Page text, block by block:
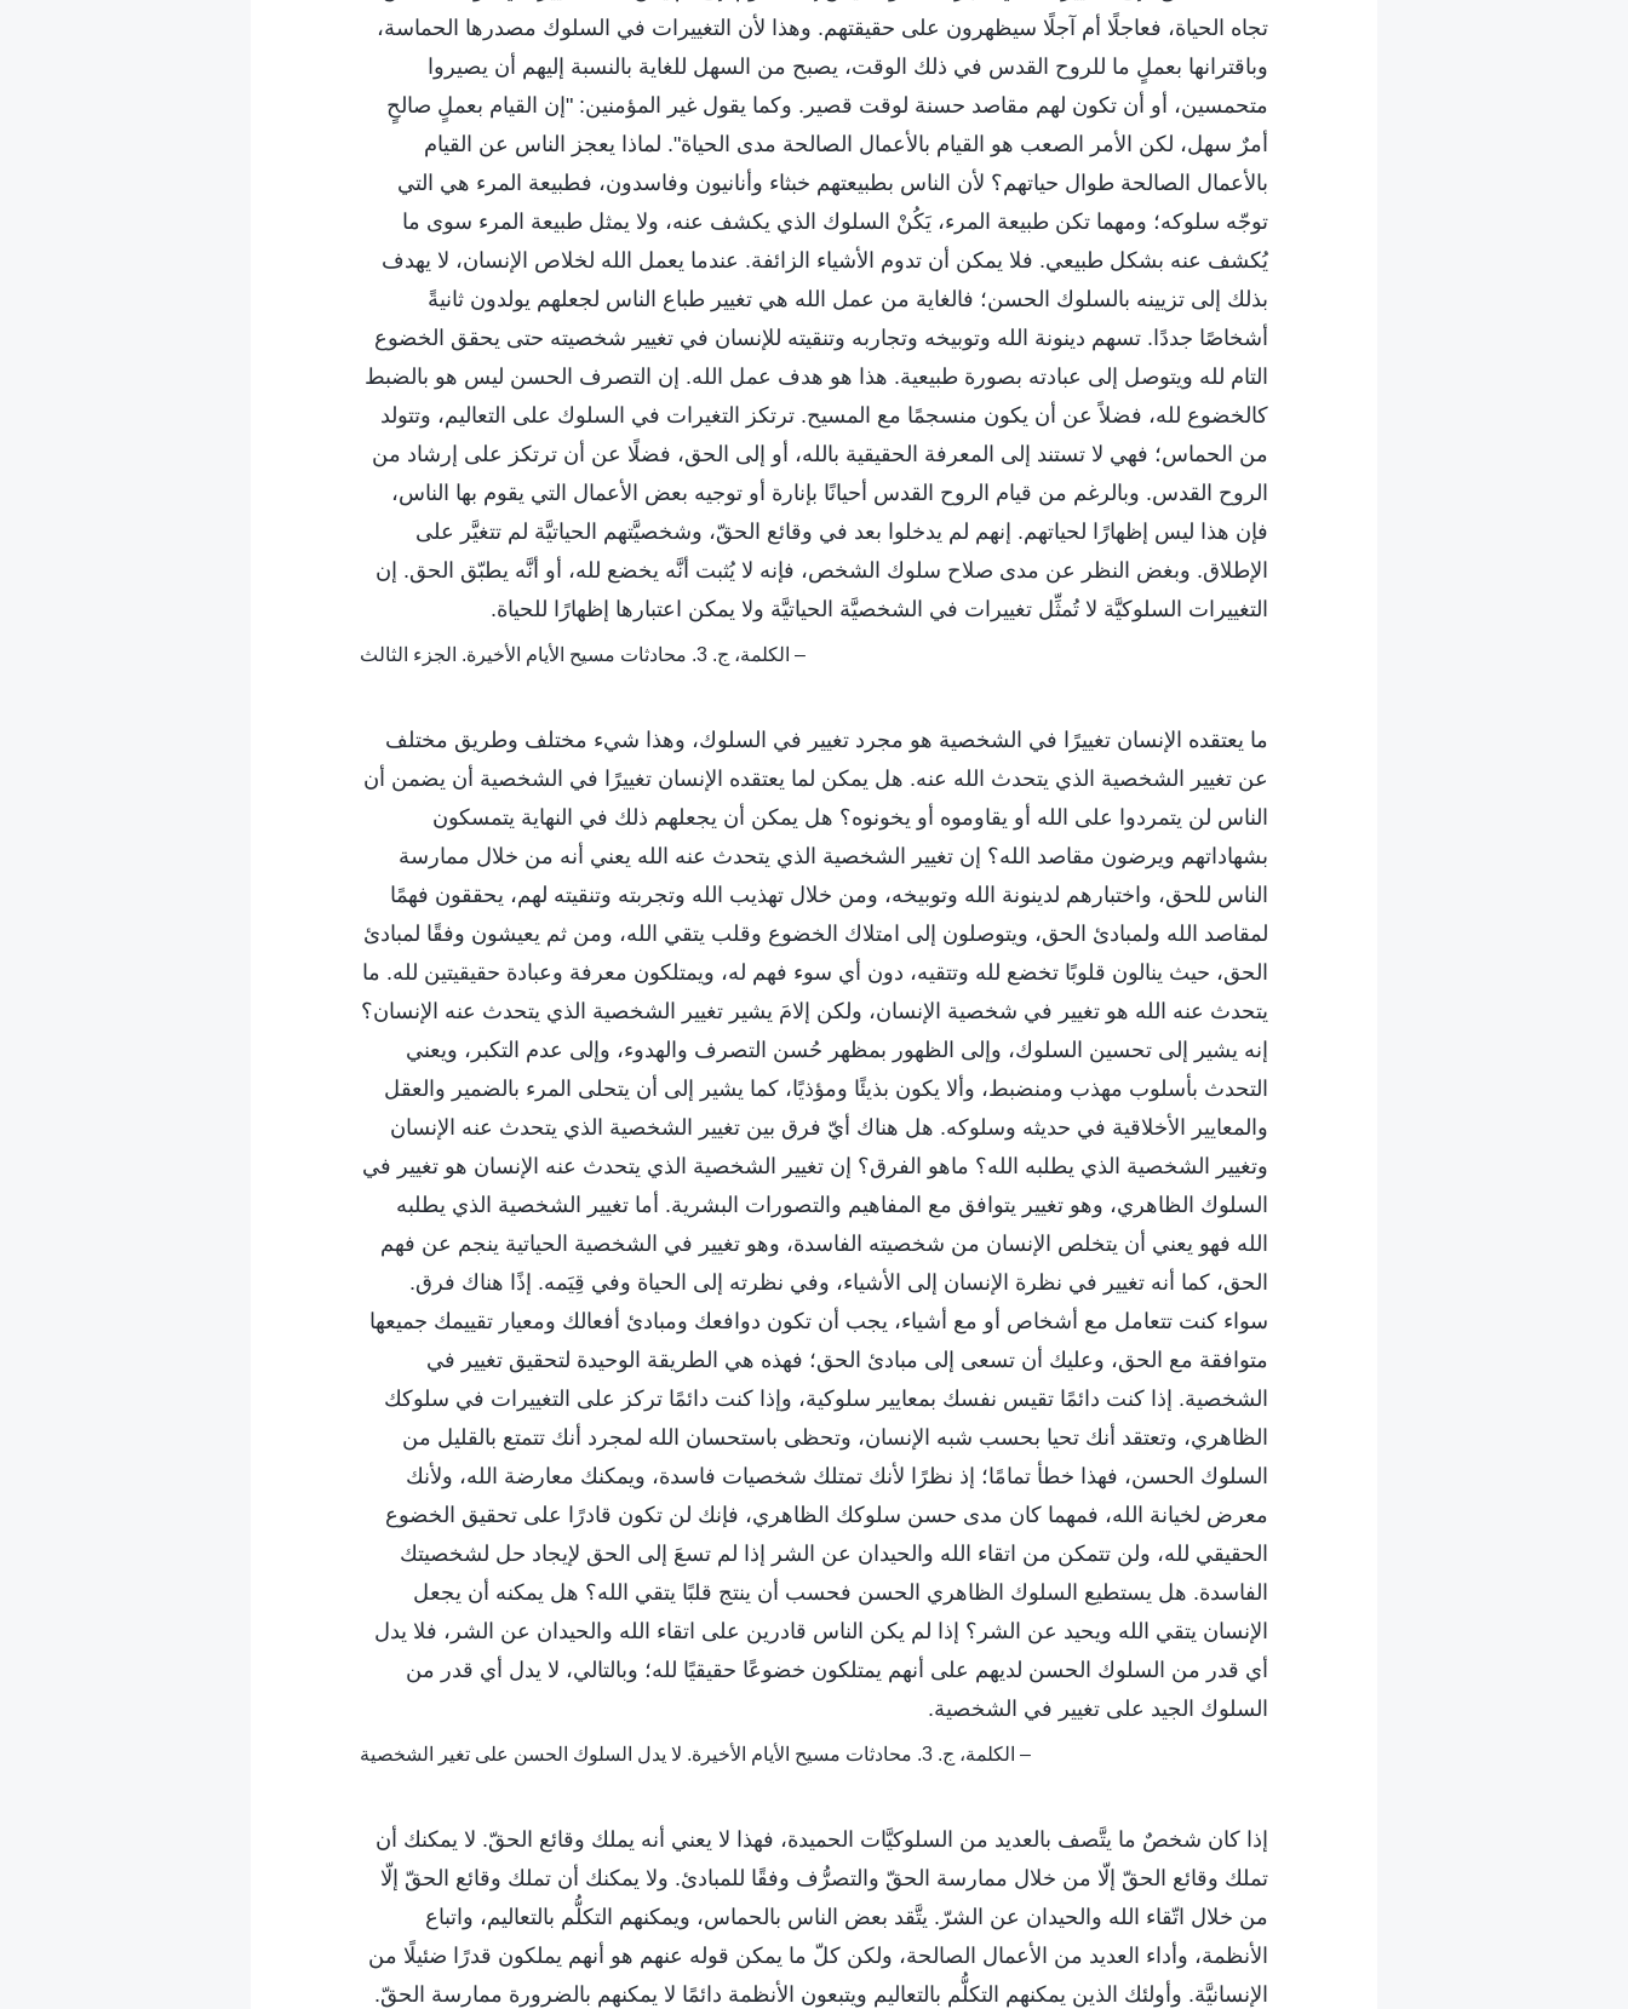
تجاه الحياة، فعاجلًا أم آجلًا سيظهرون على حقيقتهم. وهذا لأن التغييرات في السلوك مصدرها الحماسة،
وباقترانها بعملٍ ما للروح القدس في ذلك الوقت، يصبح من السهل للغاية بالنسبة إليهم أن يصيروا
متحمسين، أو أن تكون لهم مقاصد حسنة لوقت قصير. وكما يقول غير المؤمنين: "إن القيام بعملٍ صالحٍ
أمرٌ سهل، لكن الأمر الصعب هو القيام بالأعمال الصالحة مدى الحياة". لماذا يعجز الناس عن القيام
بالأعمال الصالحة طوال حياتهم؟ لأن الناس بطبيعتهم خبثاء وأنانيون وفاسدون، فطبيعة المرء هي التي
توجّه سلوكه؛ ومهما تكن طبيعة المرء، يَكُنْ السلوك الذي يكشف عنه، ولا يمثل طبيعة المرء سوى ما
يُكشف عنه بشكل طبيعي. فلا يمكن أن تدوم الأشياء الزائفة. عندما يعمل الله لخلاص الإنسان، لا يهدف
بذلك إلى تزيينه بالسلوك الحسن؛ فالغاية من عمل الله هي تغيير طباع الناس لجعلهم يولدون ثانيةً
أشخاصًا جددًا. تسهم دينونة الله وتوبيخه وتجاربه وتنقيته للإنسان في تغيير شخصيته حتى يحقق الخضوع
التام لله ويتوصل إلى عبادته بصورة طبيعية. هذا هو هدف عمل الله. إن التصرف الحسن ليس هو بالضبط
كالخضوع لله، فضلاً عن أن يكون منسجمًا مع المسيح. ترتكز التغيرات في السلوك على التعاليم، وتتولد
من الحماس؛ فهي لا تستند إلى المعرفة الحقيقية بالله، أو إلى الحق، فضلًا عن أن ترتكز على إرشاد من
الروح القدس. وبالرغم من قيام الروح القدس أحيانًا بإنارة أو توجيه بعض الأعمال التي يقوم بها الناس،
فإن هذا ليس إظهارًا لحياتهم. إنهم لم يدخلوا بعد في وقائع الحقّ، وشخصيَّتهم الحياتيَّة لم تتغيَّر على
الإطلاق. وبغض النظر عن مدى صلاح سلوك الشخص، فإنه لا يُثبت أنَّه يخضع لله، أو أنَّه يطبّق الحق. إن
التغييرات السلوكيَّة لا تُمثِّل تغييرات في الشخصيَّة الحياتيَّة ولا يمكن اعتبارها إظهارًا للحياة.
– الكلمة، ج. 3. محادثات مسيح الأيام الأخيرة. الجزء الثالث
ما يعتقده الإنسان تغييرًا في الشخصية هو مجرد تغيير في السلوك، وهذا شيء مختلف وطريق مختلف
عن تغيير الشخصية الذي يتحدث الله عنه. هل يمكن لما يعتقده الإنسان تغييرًا في الشخصية أن يضمن أن
الناس لن يتمردوا على الله أو يقاوموه أو يخونوه؟ هل يمكن أن يجعلهم ذلك في النهاية يتمسكون
بشهاداتهم ويرضون مقاصد الله؟ إن تغيير الشخصية الذي يتحدث عنه الله يعني أنه من خلال ممارسة
الناس للحق، واختبارهم لدينونة الله وتوبيخه، ومن خلال تهذيب الله وتجربته وتنقيته لهم، يحققون فهمًا
لمقاصد الله ولمبادئ الحق، ويتوصلون إلى امتلاك الخضوع وقلب يتقي الله، ومن ثم يعيشون وفقًا لمبادئ
الحق، حيث ينالون قلوبًا تخضع لله وتتقيه، دون أي سوء فهم له، ويمتلكون معرفة وعبادة حقيقيتين لله. ما
يتحدث عنه الله هو تغيير في شخصية الإنسان، ولكن إلامَ يشير تغيير الشخصية الذي يتحدث عنه الإنسان؟
إنه يشير إلى تحسين السلوك، وإلى الظهور بمظهر حُسن التصرف والهدوء، وإلى عدم التكبر، ويعني
التحدث بأسلوب مهذب ومنضبط، وألا يكون بذيئًا ومؤذيًا، كما يشير إلى أن يتحلى المرء بالضمير والعقل
والمعايير الأخلاقية في حديثه وسلوكه. هل هناك أيّ فرق بين تغيير الشخصية الذي يتحدث عنه الإنسان
وتغيير الشخصية الذي يطلبه الله؟ ماهو الفرق؟ إن تغيير الشخصية الذي يتحدث عنه الإنسان هو تغيير في
السلوك الظاهري، وهو تغيير يتوافق مع المفاهيم والتصورات البشرية. أما تغيير الشخصية الذي يطلبه
الله فهو يعني أن يتخلص الإنسان من شخصيته الفاسدة، وهو تغيير في الشخصية الحياتية ينجم عن فهم
الحق، كما أنه تغيير في نظرة الإنسان إلى الأشياء، وفي نظرته إلى الحياة وفي قِيَمه. إذًا هناك فرق.
سواء كنت تتعامل مع أشخاص أو مع أشياء، يجب أن تكون دوافعك ومبادئ أفعالك ومعيار تقييمك جميعها
متوافقة مع الحق، وعليك أن تسعى إلى مبادئ الحق؛ فهذه هي الطريقة الوحيدة لتحقيق تغيير في
الشخصية. إذا كنت دائمًا تقيس نفسك بمعايير سلوكية، وإذا كنت دائمًا تركز على التغييرات في سلوكك
الظاهري، وتعتقد أنك تحيا بحسب شبه الإنسان، وتحظى باستحسان الله لمجرد أنك تتمتع بالقليل من
السلوك الحسن، فهذا خطأ تمامًا؛ إذ نظرًا لأنك تمتلك شخصيات فاسدة، ويمكنك معارضة الله، ولأنك
معرض لخيانة الله، فمهما كان مدى حسن سلوكك الظاهري، فإنك لن تكون قادرًا على تحقيق الخضوع
الحقيقي لله، ولن تتمكن من اتقاء الله والحيدان عن الشر إذا لم تسعَ إلى الحق لإيجاد حل لشخصيتك
الفاسدة. هل يستطيع السلوك الظاهري الحسن فحسب أن ينتج قلبًا يتقي الله؟ هل يمكنه أن يجعل
الإنسان يتقي الله ويحيد عن الشر؟ إذا لم يكن الناس قادرين على اتقاء الله والحيدان عن الشر، فلا يدل
أي قدر من السلوك الحسن لديهم على أنهم يمتلكون خضوعًا حقيقيًا لله؛ وبالتالي، لا يدل أي قدر من
السلوك الجيد على تغيير في الشخصية.
– الكلمة، ج. 3. محادثات مسيح الأيام الأخيرة. لا يدل السلوك الحسن على تغير الشخصية
إذا كان شخصٌ ما يتَّصف بالعديد من السلوكيَّات الحميدة، فهذا لا يعني أنه يملك وقائع الحقّ. لا يمكنك أن
تملك وقائع الحقّ إلّا من خلال ممارسة الحقّ والتصرُّف وفقًا للمبادئ. ولا يمكنك أن تملك وقائع الحقّ إلّا
من خلال اتّقاء الله والحيدان عن الشرّ. يتَّقد بعض الناس بالحماس، ويمكنهم التكلُّم بالتعاليم، واتباع
الأنظمة، وأداء العديد من الأعمال الصالحة، ولكن كلّ ما يمكن قوله عنهم هو أنهم يملكون قدرًا ضئيلًا من
الإنسانيَّة. وأولئك الذين يمكنهم التكلُّم بالتعاليم ويتبعون الأنظمة دائمًا لا يمكنهم بالضرورة ممارسة الحقّ.